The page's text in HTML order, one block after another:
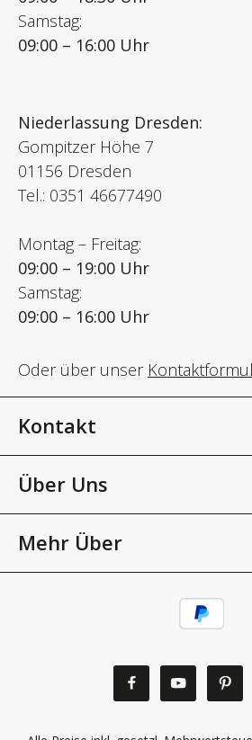
Samstag:
09:00 – 16:00 Uhr
Niederlassung Dresden:
Gompitzer Höhe 7
01156 Dresden
Tel.: 0351 46677490
Montag – Freitag:
09:00 – 19:00 Uhr
Samstag:
09:00 – 16:00 Uhr
Oder über unser
Kontakt
Über Uns
Mehr Über